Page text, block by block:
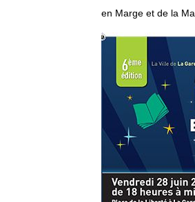
en Marge et de la